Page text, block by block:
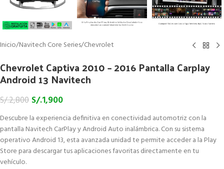
Inicio/Navitech Core Series/Chevrolet
Chevrolet Captiva 2010 – 2016 Pantalla Carplay
Android 13 Navitech
S/.2,800 S/.1,900
Descubre la experiencia definitiva en conectividad automotriz con la
pantalla Navitech CarPlay y Android Auto inalámbrica. Con su sistema
operativo Android 13, esta avanzada unidad te permite acceder a la Play
Store para descargar tus aplicaciones favoritas directamente en tu
vehículo.